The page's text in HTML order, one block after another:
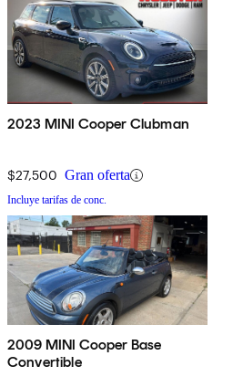
2023 MINI Cooper Clubman
$27,500 Gran oferta
Incluye tarifas de conc.
2009 MINI Cooper Base
Convertible